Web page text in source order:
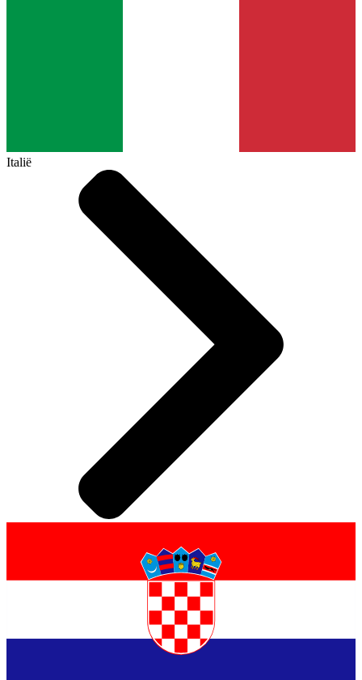
Italië